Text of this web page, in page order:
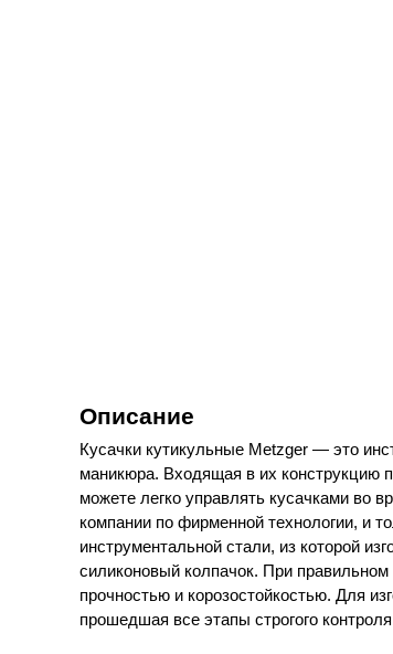
Описание
Кусачки кутикульные Metzger — это
маникюра. Входящая в их конструкцию
можете легко управлять кусачками во
компании по фирменной технологии, и
инструментальной стали, из которой
силиконовый колпачок. При
прочностью и корозостойкостью. Для
прошедшая все этапы строгого